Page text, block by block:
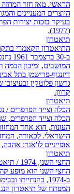
היוצרים המעניינים
בעיקר בזכות יצירות
(1977).
תיאטרון
התיאטרון הקאמרי בתקופת
ב-30
המושבים, ומיכון הבמה
דיזנגוף-פרישמן בתל
גרשון פלוטקין
קרוון.
תיאטרון
הכלה וצייד הפרפרים /
העונות, הוא אחד
הישראלי. לכאורה,
אופייניים לז'אנר: אהבה,
תיאטרון
החצי השני, 1974 / תיאטרון קהילתי
החצי השני הוא מופע
ב-1974, בהנחייתו
המפתח של תיאטרון